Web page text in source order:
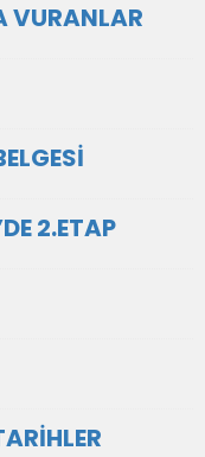
VURANLAR
2.ETAP